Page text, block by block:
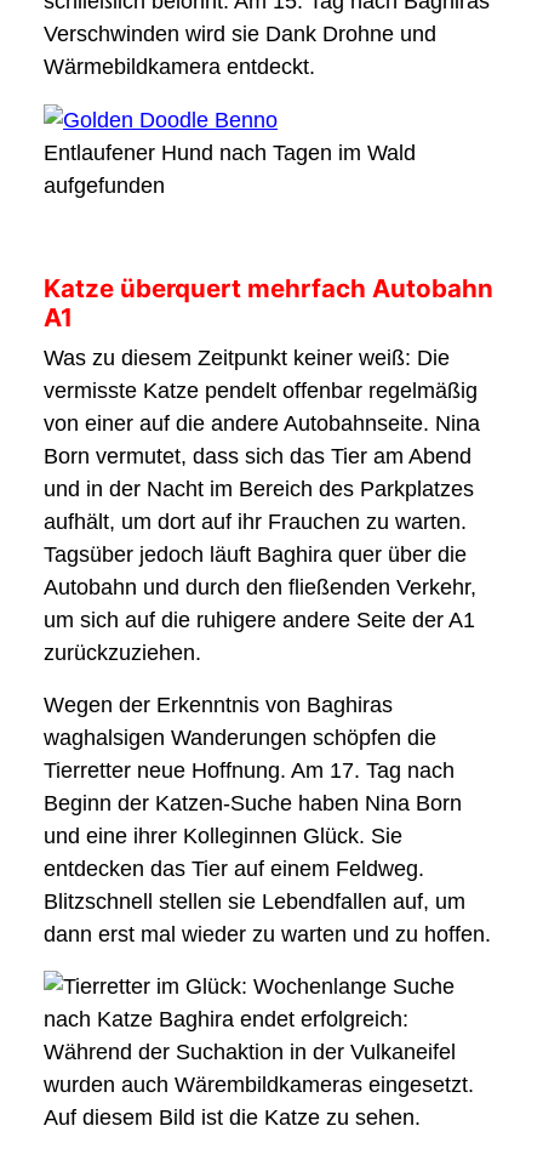
Verschwinden wird sie Dank Drohne und
Wärmebildkamera entdeckt.
Entlaufener Hund nach Tagen im Wald
aufgefunden
Katze überquert mehrfach Autobahn
A1
Was zu diesem Zeitpunkt keiner weiß: Die
vermisste Katze pendelt offenbar regelmäßig
von einer auf die andere Autobahnseite. Nina
Born vermutet, dass sich das Tier am Abend
und in der Nacht im Bereich des Parkplatzes
aufhält, um dort auf ihr Frauchen zu warten.
Tagsüber jedoch läuft Baghira quer über die
Autobahn und durch den fließenden Verkehr,
um sich auf die ruhigere andere Seite der A1
zurückzuziehen.
Wegen der Erkenntnis von Baghiras
waghalsigen Wanderungen schöpfen die
Tierretter neue Hoffnung. Am 17. Tag nach
Beginn der Katzen-Suche haben Nina Born
und eine ihrer Kolleginnen Glück. Sie
entdecken das Tier auf einem Feldweg.
Blitzschnell stellen sie Lebendfallen auf, um
dann erst mal wieder zu warten und zu hoffen.